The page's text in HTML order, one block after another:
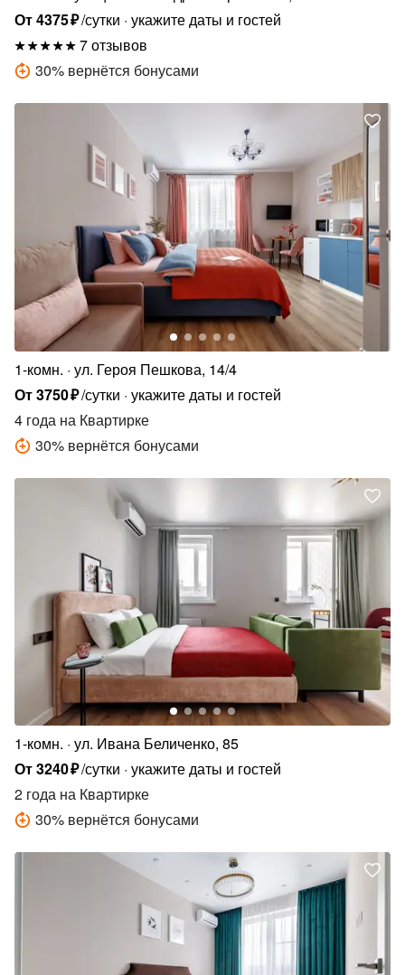
От4375₽/сутки укажите даты и гостей
7 отзывов
30% вернётся бонусами
1-комн. ул. Героя Пешкова, 14/4
От3750₽/сутки укажите даты и гостей
4 года на Квартирке
30% вернётся бонусами
1-комн. ул. Ивана Беличенко, 85
От3240₽/сутки укажите даты и гостей
2 года на Квартирке
30% вернётся бонусами